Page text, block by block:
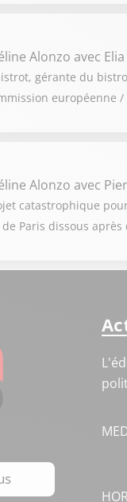
Alonzo avec Elia
gérante du
européenne
Alonzo avec
catastrophique
Paris dissous